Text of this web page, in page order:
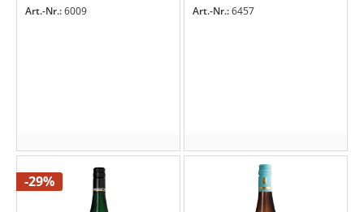
Art.-Nr.:6009 Art.-Nr.:6457
-29%